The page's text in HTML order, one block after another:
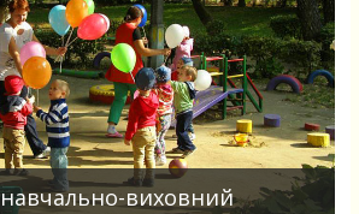
виховний